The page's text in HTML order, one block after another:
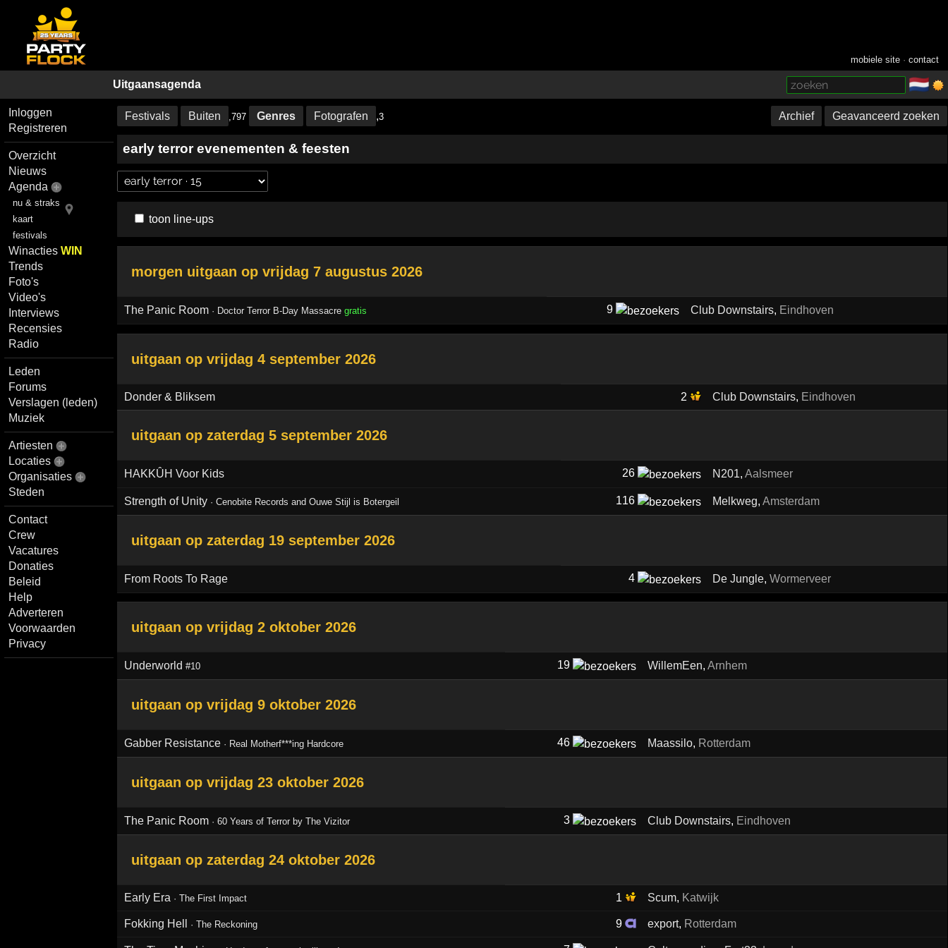
mobiele site ·contact
Uitgaansagenda 🇳🇱
Inloggen
Registreren
Overzicht
Nieuws
Agenda
nu & straks
kaart
festivals
WinactiesWIN
Trends
Foto's
Video's
Interviews
Recensies
Radio
Leden
Forums
Verslagen (leden)
Muziek
Artiesten
Locaties
Organisaties
Steden
Contact
Crew
Vacatures
Donaties
Beleid
Help
Adverteren
Voorwaarden
Privacy
Festivals Buiten ,797 Genres Fotografen ,3 Archief Geavanceerd zoeken
early terror evenementen & feesten
toon line-ups
morgen uitgaan op vrijdag 7 augustus 2026
The Panic Room · Doctor Terror B-Day Massacre gratis 9 Club Downstairs, Eindhoven
uitgaan op vrijdag 4 september 2026
Donder & Bliksem 2 Club Downstairs, Eindhoven
uitgaan op zaterdag 5 september 2026
HAKKÛH Voor Kids 26 N201, Aalsmeer
Strength of Unity · Cenobite Records and Ouwe Stijl is Botergeil 116 Melkweg, Amsterdam
uitgaan op zaterdag 19 september 2026
From Roots To Rage 4 De Jungle, Wormerveer
uitgaan op vrijdag 2 oktober 2026
Underworld #10 19 WillemEen, Arnhem
uitgaan op vrijdag 9 oktober 2026
Gabber Resistance · Real Motherf***ing Hardcore 46 Maassilo, Rotterdam
uitgaan op vrijdag 23 oktober 2026
The Panic Room · 60 Years of Terror by The Vizitor 3 Club Downstairs, Eindhoven
uitgaan op zaterdag 24 oktober 2026
Early Era · The First Impact 1 Scum, Katwijk
Fokking Hell · The Reckoning 9 export, Rotterdam